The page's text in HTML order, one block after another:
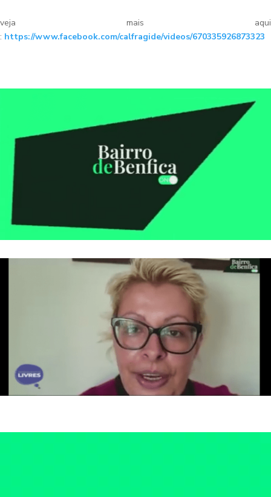
veja mais aqui
: https://www.facebook.com/calfragide/videos/670335926873323